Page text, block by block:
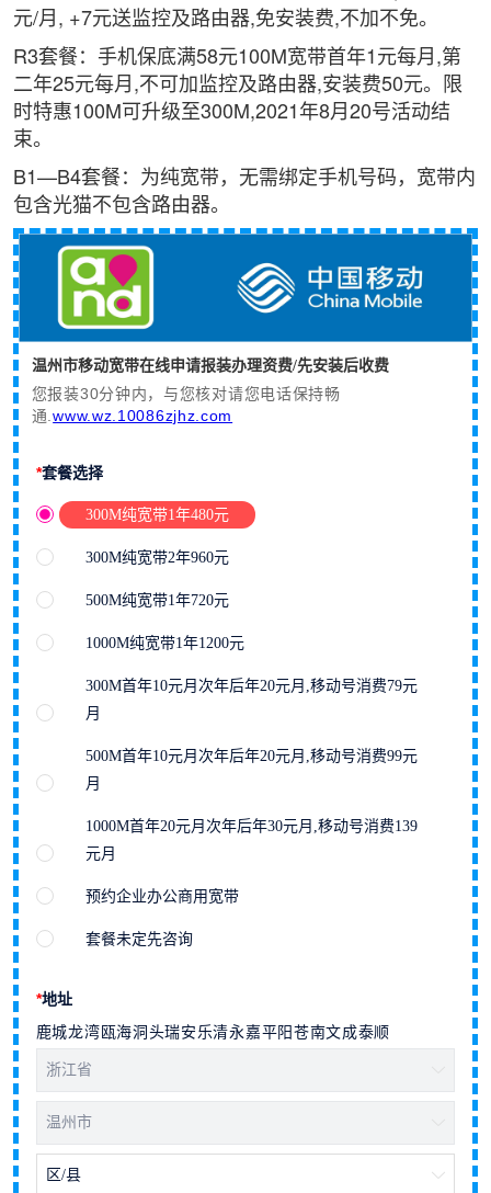
元/月, +7元送监控及路由器,免安装费,不加不免。
R3套餐：手机保底满58元100M宽带首年1元每月,第
二年25元每月,不可加监控及路由器,安装费50元。限
时特惠100M可升级至300M,2021年8月20号活动结
束。
B1—B4套餐：为纯宽带，无需绑定手机号码，宽带内
包含光猫不包含路由器。